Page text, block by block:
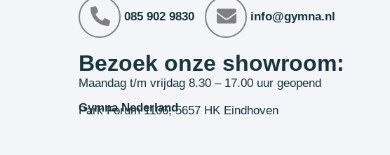
085 902 9830 info@gymna.nl
Bezoek onze showroom:
Maandag t/m vrijdag 8.30 – 17.00 uur geopend
Gymna Nederland
Park Forum 1106, 5657 HK Eindhoven